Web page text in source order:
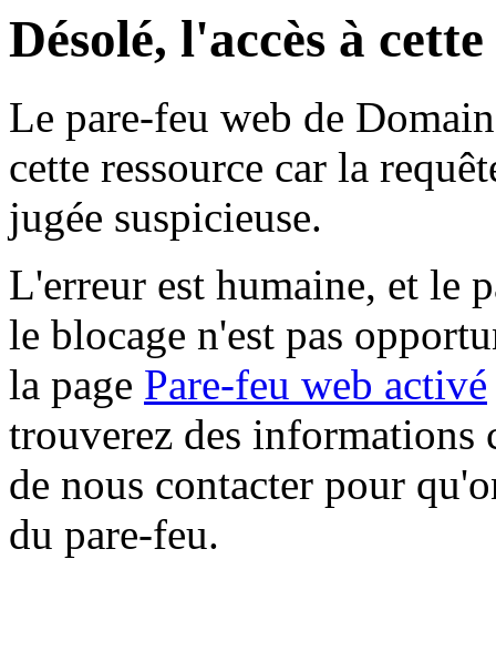
Désolé, l'accès à
Le pare-feu web de
cette ressource car la
jugée suspicieuse.
L'erreur est humaine, et le
le blocage n'est pas
la page Pare-feu web activé
trouverez des informations
de nous contacter pour
du pare-feu.